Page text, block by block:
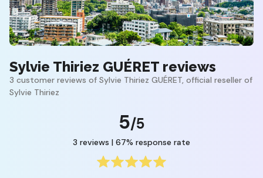
Sylvie Thiriez GUÉRET reviews
3 customer reviews of Sylvie Thiriez GUÉRET, official reseller of
Sylvie Thiriez
5/5
3 reviews | 67% response rate